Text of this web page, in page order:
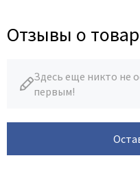
Отзывы о
Здесь еще никто не
первым!